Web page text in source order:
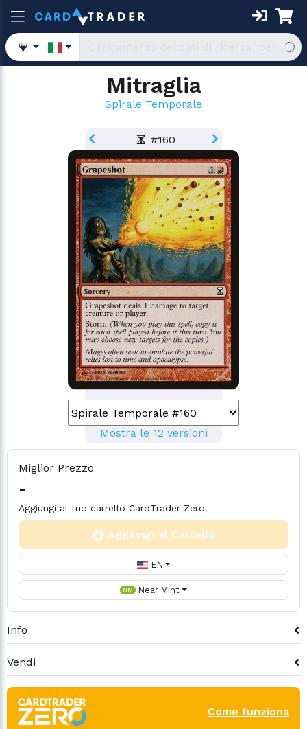
Mitraglia
Spirale Temporale
#160
Mostra le 12 versioni
Miglior Prezzo
-
Aggiungi al tuo carrello CardTrader Zero.
Aggiungi al Carrello
EN
NM Near Mint
Info
Vendi
Come funziona